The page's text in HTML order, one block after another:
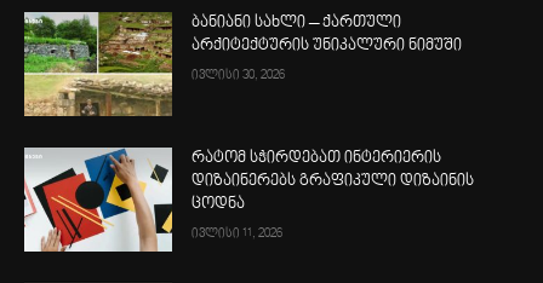
ბანიანი სახლი – ქართული
არქიტექტურის უნიკალური ნიმუში
ივლისი 30, 2026
რატომ სჭირდებათ ინტერიერის
დიზაინერებს გრაფიკული დიზაინის
ცოდნა
ივლისი 11, 2026